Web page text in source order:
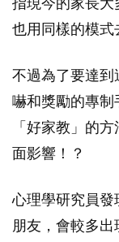
指現今的家長大
也用同樣的模式
不過為了要達
嚇和獎勵的專
「好家教」的
面影響！？
心理學研究員
朋友，會較多